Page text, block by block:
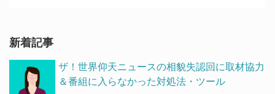
新着記事
ザ！世界仰天ニュースの相貌失認回に取材協力
＆番組に入らなかった対処法・ツール